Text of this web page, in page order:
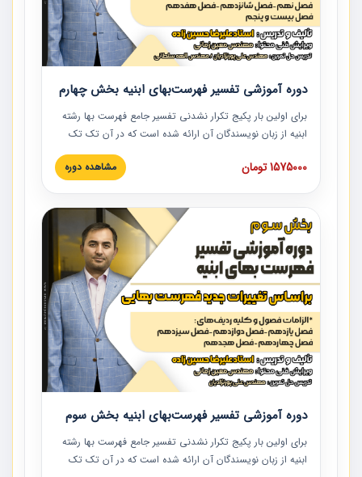
دوره آموزشی تفسیر فهرست‌بهای ابنیه بخش چهارم
برای اولین بار پکیج تکرار نشدنی تفسیر جامع فهرست بها رشته
ابنیه از زبان نویسندگان آن ارائه شده است که در آن تک تک
ردیف ها و مطالب فهرست بها تفسیر و ارائه شده است. این
دوره به صورت کامل تصویری بوده و به همراه تصاویر عملیات
دوره با کلام مهندس علیرضاحسین‌زاده مدیر پروژه مهندسی
مشاور در امر بازنگری فهرست بها رشته ابنیه ارائه شده و به تمام
همکارانی که در حوزه صنعت ساخت در حال فعالیت هستند حتما
توصیه می کنیم از مطالب این دوره استفاده نمایند.
1575000 تومان مشاهده دوره
دوره آموزشی تفسیر فهرست‌بهای ابنیه بخش سوم
برای اولین بار پکیج تکرار نشدنی تفسیر جامع فهرست بها رشته
ابنیه از زبان نویسندگان آن ارائه شده است که در آن تک تک